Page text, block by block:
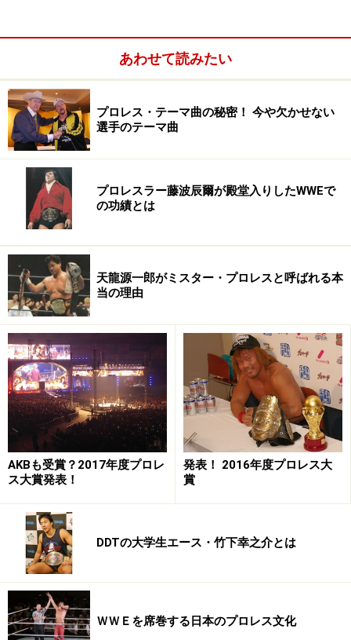
ロレスラーはことごとく負けたのもイメージダウンにな
しかしプロレスが滅びることはありませんでした 。アメ
リカから輸入された格闘スポーツですが、日本特有の格
闘エンターテインメント……もっと言ってしまえば大衆娯
楽として日本文化に根付いていたからです。
町おこしのイベントでは、なぜかアトラクションとして
なわれることが少なくありません。テレビで乱闘シーン
の時に使われるBGMはたいていがスタン・ハンセンの入
場テーマ『サンライズ』です。無意識に日本人の生活の
中にはプロレスが浸透しているのです。
また、一時は総合格闘技に押されたものの、総合格闘技
の勝つか負けるかの勝負論だけではないドラマだった
り、華やかさだったり、プロレス特有の面白さが再認識
されるようになりました。
プロレス＝真剣勝負の格闘技
ではなく、プロレス＝スポーツ・エンターテイメントと
いう見方に変わっていった
のです。
※記事内容は執筆時点のものです。最新の内容をご確認くださ
い。
1/2 次のページへ
あわせて読みたい
プロレス・テーマ曲の秘密！ 今や欠かせない
選手のテーマ曲
プロレスラー藤波辰爾が殿堂入りしたWWEで
の功績とは
天龍源一郎がミスター・プロレスと呼ばれる本
当の理由
AKBも受賞？2017年度プロレ
ス大賞発表！
発表！ 2016年度プロレス大
賞
DDTの大学生エース・竹下幸之介とは
ＷＷＥを席巻する日本のプロレス文化